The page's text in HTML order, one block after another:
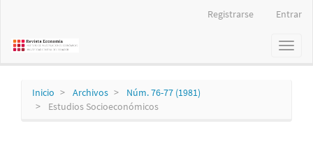
principal
Registrarse Entrar
Toggle
Inicio Archivos
Núm. 76-77 (1981)
Estudios Socioeconómicos